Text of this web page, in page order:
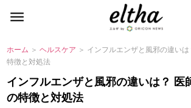
ホーム ＞ヘルスケア ＞ インフルエンザと風邪の違い
特徴と対処法
インフルエンザと風邪の違いは？ 医
の特徴と対処法